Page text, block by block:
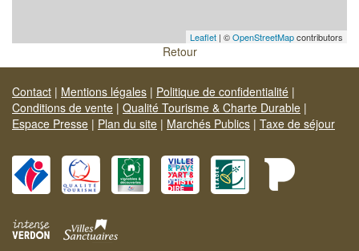
Leaflet | ©OpenStreetMapcontributors
Retour
Contact | Mentions légales | Politique de confidentialité |
Conditions de vente | Qualité Tourisme & Charte Durable |
Espace Presse | Plan du site | Marchés Publics | Taxe de séjour